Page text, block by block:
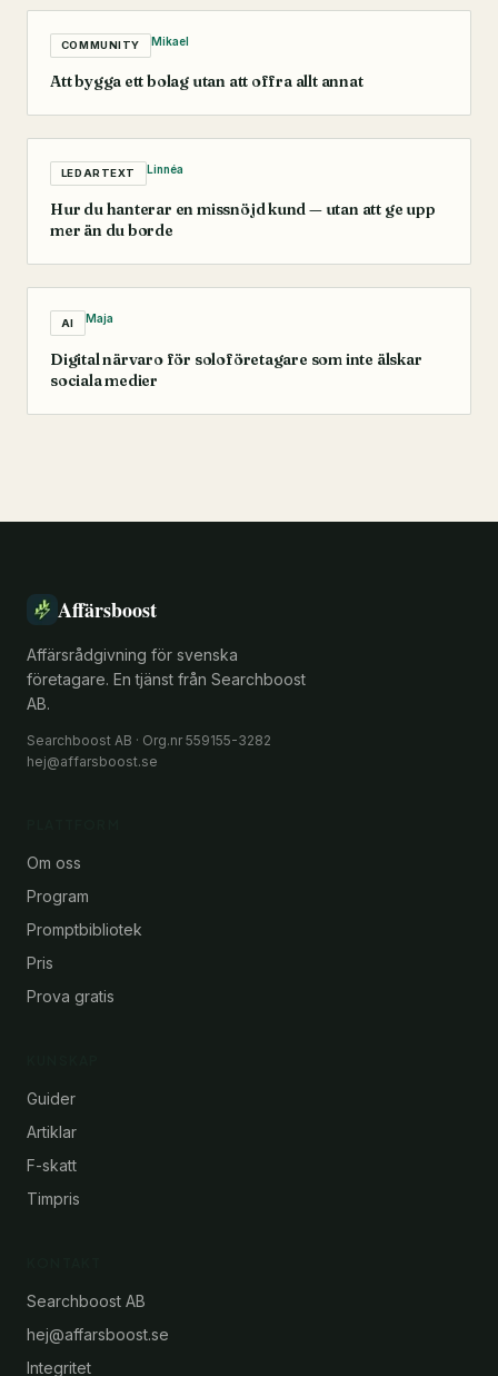
COMMUNITY Mikael
Att bygga ett bolag utan att offra allt annat
LEDARTEXT Linnéa
Hur du hanterar en missnöjd kund — utan att ge upp
mer än du borde
AI Maja
Digital närvaro för soloföretagare som inte älskar
sociala medier
Affärsboost
Affärsrådgivning för svenska
företagare. En tjänst från Searchboost
AB.
Searchboost AB · Org.nr 559155-3282
hej@affarsboost.se
Om oss
Program
Promptbibliotek
Pris
Prova gratis
Guider
Artiklar
F-skatt
Timpris
Searchboost AB
hej@affarsboost.se
Integritet